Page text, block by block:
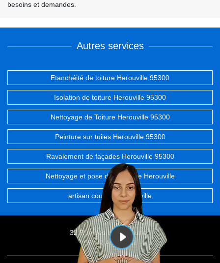
besoins et demandes.
Autres services
Etanchéité de toiture Herouville 95300
Isolation de toiture Herouville 95300
Nettoyage de Toiture Herouville 95300
Peinture sur tuiles Herouville 95300
Ravalement de façades Herouville 95300
Nettoyage et pose de gouttière Herouville
artisan couvreur Herouville
32 Rue des chevrefeuilles
95100 Argenteuil